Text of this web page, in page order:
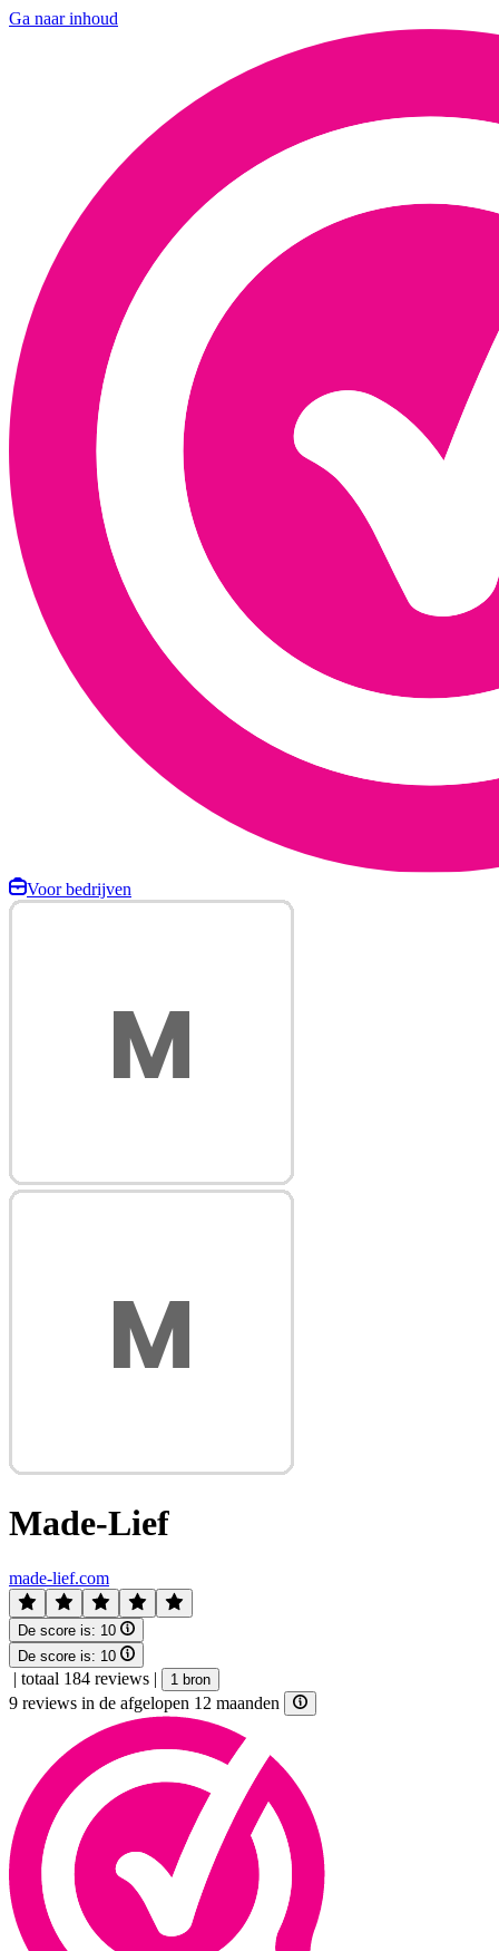
Ga naar inhoud
Voor bedrijven
Made-Lief
made-lief.com
De score is: 10
De score is: 10
| totaal 184 reviews | 1 bron
9 reviews in de afgelopen 12 maanden